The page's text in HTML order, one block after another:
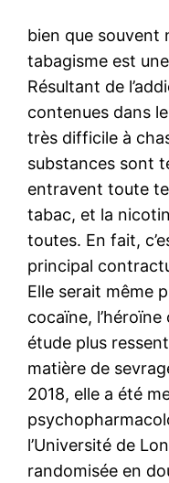
bien que souvent
tabagisme est
Résultant de
contenues dans
très difficile à
substances sont
entravent toute
tabac, et la
toutes. En fait,
principal
Elle serait même
cocaïne, l’héroïne
étude plus
matière de
2018, elle a été
l’Université de
randomisée en